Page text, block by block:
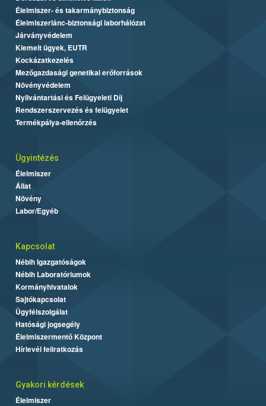
Élelmiszer- és takarmánybiztonság
Élelmiszerlánc-biztonsági laborhálózat
Járványvédelem
Kiemelt ügyek, EUTR
Kockázatkezelés
Mezőgazdasági genetikai erőforrások
Növényvédelem
Nyilvántartási és Felügyeleti Díj
Rendszerszervezés és felügyelet
Termékpálya-ellenőrzés
Ügyintézés
Élelmiszer
Állat
Növény
Labor/Egyéb
Kapcsolat
Nébih Igazgatóságok
Nébih Laboratóriumok
Kormányhivatalok
Sajtókapcsolat
Ügyfélszolgálat
Hatósági jogsegély
Élelmiszermentő Központ
Hírlevél feliratkozás
Gyakori kérdések
Élelmiszer